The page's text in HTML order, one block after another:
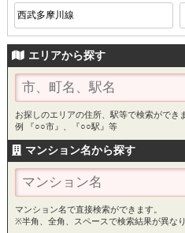
西武多摩川線
エリアから探す
お探しのエリアの住所、駅等で検索ができ
例 『○○市』、『○○駅』等
マンション名から探す
マンション名で直接検索ができます。
※半角、全角、スペースで検索結果が異なり